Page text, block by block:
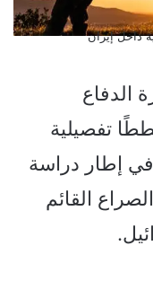
داخل إيران
الدفاع
تفصيلية
في إطار دراسة
القائم